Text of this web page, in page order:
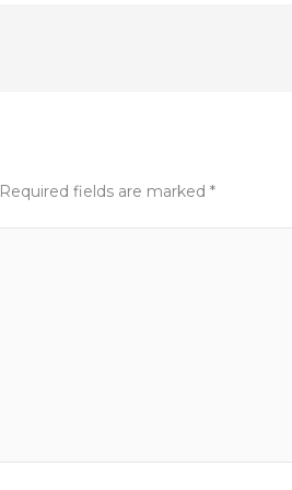
Required fields are marked *